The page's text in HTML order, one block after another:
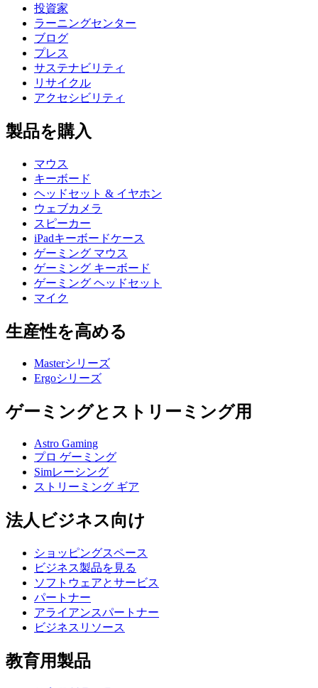
投資家
ラーニングセンター
ブログ
プレス
サステナビリティ
リサイクル
アクセシビリティ
製品を購入
マウス
キーボード
ヘッドセット & イヤホン
ウェブカメラ
スピーカー
iPadキーボードケース
ゲーミング マウス
ゲーミング キーボード
ゲーミング ヘッドセット
マイク
生産性を高める
Masterシリーズ
Ergoシリーズ
ゲーミングとストリーミング用
Astro Gaming
プロ ゲーミング
Simレーシング
ストリーミング ギア
法人ビジネス向け
ショッピングスペース
ビジネス製品を見る
ソフトウェアとサービス
パートナー
アライアンスパートナー
ビジネスリソース
教育用製品